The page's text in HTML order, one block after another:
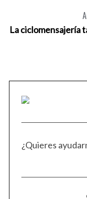
La ciclomensajería
¿Quieres